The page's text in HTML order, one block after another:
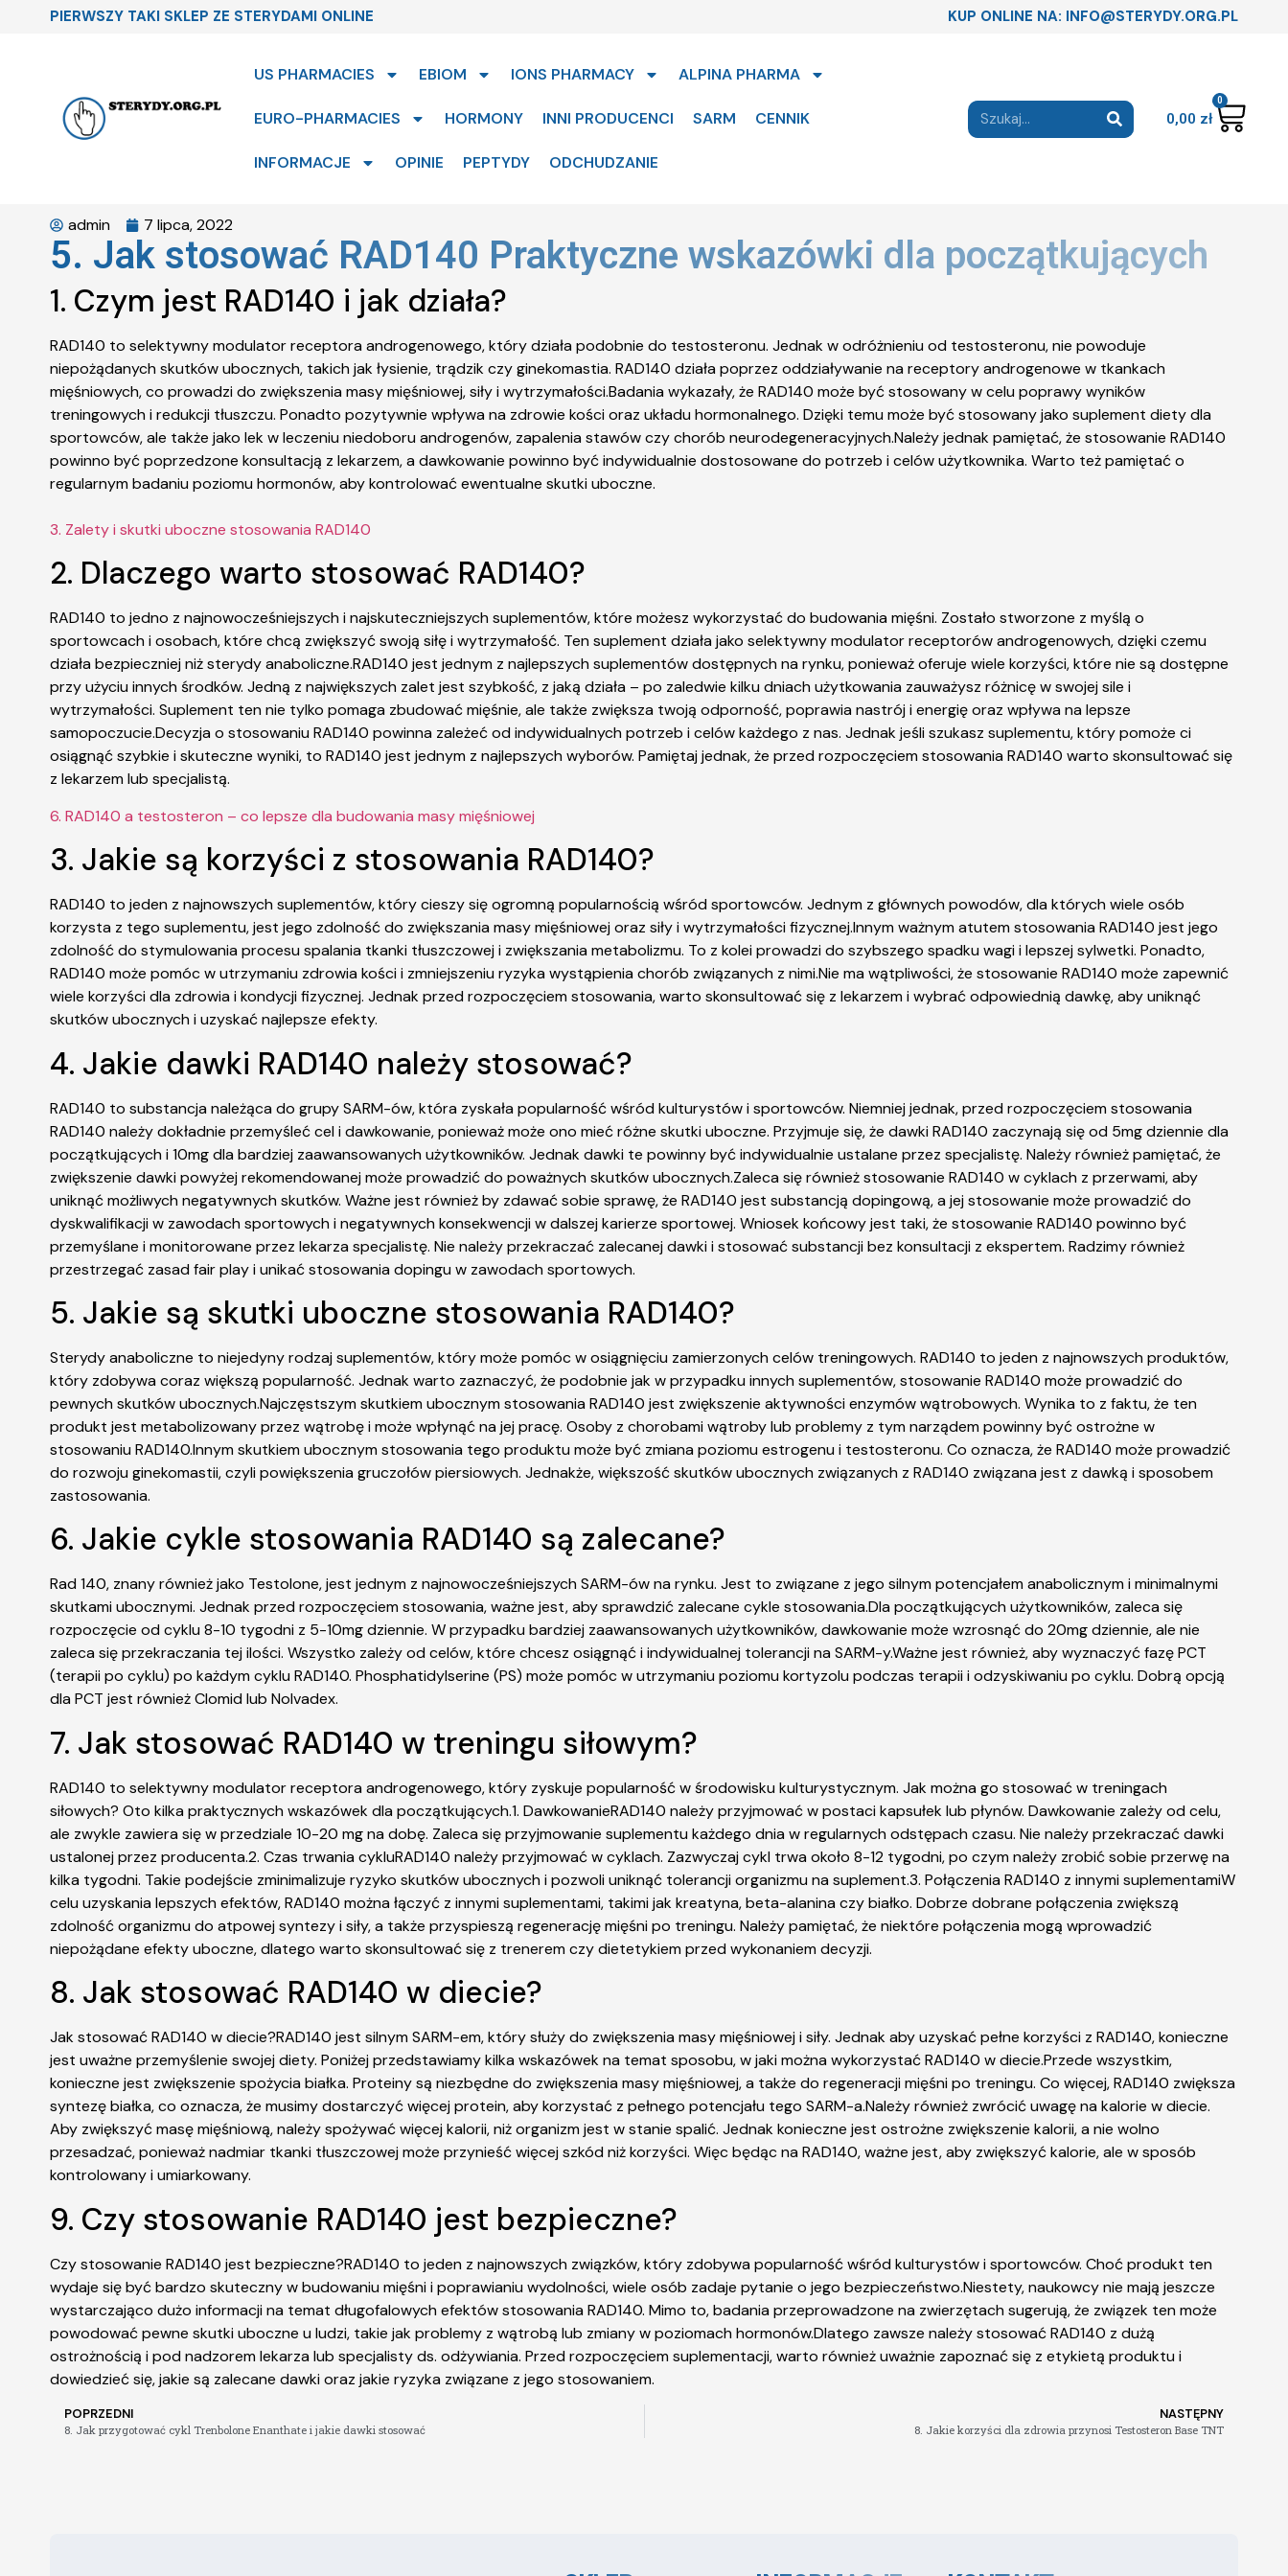
PIERWSZY TAKI SKLEP ZE STERYDAMI ONLINE KUP ONLINE NA: INFO@STERYDY.ORG.PL
US PHARMACIES EBIOM IONS PHARMACY ALPINA PHARMA
EURO-PHARMACIES HORMONY INNI PRODUCENCI SARM CENNIK
INFORMACJE OPINIE PEPTYDY ODCHUDZANIE
0,00 zł
0
admin 7 lipca, 2022
5. Jak stosować RAD140 Praktyczne wskazówki dla początkujących
1. Czym jest RAD140 i jak działa?
RAD140 to selektywny modulator receptora androgenowego, który działa podobnie do testosteronu. Jednak w odróżnieniu od testosteronu, nie powoduje
niepożądanych skutków ubocznych, takich jak łysienie, trądzik czy ginekomastia. RAD140 działa poprzez oddziaływanie na receptory androgenowe w tkankach
mięśniowych, co prowadzi do zwiększenia masy mięśniowej, siły i wytrzymałości.Badania wykazały, że RAD140 może być stosowany w celu poprawy wyników
treningowych i redukcji tłuszczu. Ponadto pozytywnie wpływa na zdrowie kości oraz układu hormonalnego. Dzięki temu może być stosowany jako suplement diety dla
sportowców, ale także jako lek w leczeniu niedoboru androgenów, zapalenia stawów czy chorób neurodegeneracyjnych.Należy jednak pamiętać, że stosowanie RAD140
powinno być poprzedzone konsultacją z lekarzem, a dawkowanie powinno być indywidualnie dostosowane do potrzeb i celów użytkownika. Warto też pamiętać o
regularnym badaniu poziomu hormonów, aby kontrolować ewentualne skutki uboczne.
3. Zalety i skutki uboczne stosowania RAD140
2. Dlaczego warto stosować RAD140?
RAD140 to jedno z najnowocześniejszych i najskuteczniejszych suplementów, które możesz wykorzystać do budowania mięśni. Zostało stworzone z myślą o
sportowcach i osobach, które chcą zwiększyć swoją siłę i wytrzymałość. Ten suplement działa jako selektywny modulator receptorów androgenowych, dzięki czemu
działa bezpieczniej niż sterydy anaboliczne.RAD140 jest jednym z najlepszych suplementów dostępnych na rynku, ponieważ oferuje wiele korzyści, które nie są dostępne
przy użyciu innych środków. Jedną z największych zalet jest szybkość, z jaką działa – po zaledwie kilku dniach użytkowania zauważysz różnicę w swojej sile i
wytrzymałości. Suplement ten nie tylko pomaga zbudować mięśnie, ale także zwiększa twoją odporność, poprawia nastrój i energię oraz wpływa na lepsze
samopoczucie.Decyzja o stosowaniu RAD140 powinna zależeć od indywidualnych potrzeb i celów każdego z nas. Jednak jeśli szukasz suplementu, który pomoże ci
osiągnąć szybkie i skuteczne wyniki, to RAD140 jest jednym z najlepszych wyborów. Pamiętaj jednak, że przed rozpoczęciem stosowania RAD140 warto skonsultować się
z lekarzem lub specjalistą.
6. RAD140 a testosteron – co lepsze dla budowania masy mięśniowej
3. Jakie są korzyści z stosowania RAD140?
RAD140 to jeden z najnowszych suplementów, który cieszy się ogromną popularnością wśród sportowców. Jednym z głównych powodów, dla których wiele osób
korzysta z tego suplementu, jest jego zdolność do zwiększania masy mięśniowej oraz siły i wytrzymałości fizycznej.Innym ważnym atutem stosowania RAD140 jest jego
zdolność do stymulowania procesu spalania tkanki tłuszczowej i zwiększania metabolizmu. To z kolei prowadzi do szybszego spadku wagi i lepszej sylwetki. Ponadto,
RAD140 może pomóc w utrzymaniu zdrowia kości i zmniejszeniu ryzyka wystąpienia chorób związanych z nimi.Nie ma wątpliwości, że stosowanie RAD140 może zapewnić
wiele korzyści dla zdrowia i kondycji fizycznej. Jednak przed rozpoczęciem stosowania, warto skonsultować się z lekarzem i wybrać odpowiednią dawkę, aby uniknąć
skutków ubocznych i uzyskać najlepsze efekty.
4. Jakie dawki RAD140 należy stosować?
RAD140 to substancja należąca do grupy SARM-ów, która zyskała popularność wśród kulturystów i sportowców. Niemniej jednak, przed rozpoczęciem stosowania
RAD140 należy dokładnie przemyśleć cel i dawkowanie, ponieważ może ono mieć różne skutki uboczne. Przyjmuje się, że dawki RAD140 zaczynają się od 5mg dziennie dla
początkujących i 10mg dla bardziej zaawansowanych użytkowników. Jednak dawki te powinny być indywidualnie ustalane przez specjalistę. Należy również pamiętać, że
zwiększenie dawki powyżej rekomendowanej może prowadzić do poważnych skutków ubocznych.Zaleca się również stosowanie RAD140 w cyklach z przerwami, aby
uniknąć możliwych negatywnych skutków. Ważne jest również by zdawać sobie sprawę, że RAD140 jest substancją dopingową, a jej stosowanie może prowadzić do
dyskwalifikacji w zawodach sportowych i negatywnych konsekwencji w dalszej karierze sportowej. Wniosek końcowy jest taki, że stosowanie RAD140 powinno być
przemyślane i monitorowane przez lekarza specjalistę. Nie należy przekraczać zalecanej dawki i stosować substancji bez konsultacji z ekspertem. Radzimy również
przestrzegać zasad fair play i unikać stosowania dopingu w zawodach sportowych.
5. Jakie są skutki uboczne stosowania RAD140?
Sterydy anaboliczne to niejedyny rodzaj suplementów, który może pomóc w osiągnięciu zamierzonych celów treningowych. RAD140 to jeden z najnowszych produktów,
który zdobywa coraz większą popularność. Jednak warto zaznaczyć, że podobnie jak w przypadku innych suplementów, stosowanie RAD140 może prowadzić do
pewnych skutków ubocznych.Najczęstszym skutkiem ubocznym stosowania RAD140 jest zwiększenie aktywności enzymów wątrobowych. Wynika to z faktu, że ten
produkt jest metabolizowany przez wątrobę i może wpłynąć na jej pracę. Osoby z chorobami wątroby lub problemy z tym narządem powinny być ostrożne w
stosowaniu RAD140.Innym skutkiem ubocznym stosowania tego produktu może być zmiana poziomu estrogenu i testosteronu. Co oznacza, że RAD140 może prowadzić
do rozwoju ginekomastii, czyli powiększenia gruczołów piersiowych. Jednakże, większość skutków ubocznych związanych z RAD140 związana jest z dawką i sposobem
zastosowania.
6. Jakie cykle stosowania RAD140 są zalecane?
Rad 140, znany również jako Testolone, jest jednym z najnowocześniejszych SARM-ów na rynku. Jest to związane z jego silnym potencjałem anabolicznym i minimalnymi
skutkami ubocznymi. Jednak przed rozpoczęciem stosowania, ważne jest, aby sprawdzić zalecane cykle stosowania.Dla początkujących użytkowników, zaleca się
rozpoczęcie od cyklu 8-10 tygodni z 5-10mg dziennie. W przypadku bardziej zaawansowanych użytkowników, dawkowanie może wzrosnąć do 20mg dziennie, ale nie
zaleca się przekraczania tej ilości. Wszystko zależy od celów, które chcesz osiągnąć i indywidualnej tolerancji na SARM-y.Ważne jest również, aby wyznaczyć fazę PCT
(terapii po cyklu) po każdym cyklu RAD140. Phosphatidylserine (PS) może pomóc w utrzymaniu poziomu kortyzolu podczas terapii i odzyskiwaniu po cyklu. Dobrą opcją
dla PCT jest również Clomid lub Nolvadex.
7. Jak stosować RAD140 w treningu siłowym?
RAD140 to selektywny modulator receptora androgenowego, który zyskuje popularność w środowisku kulturystycznym. Jak można go stosować w treningach
siłowych? Oto kilka praktycznych wskazówek dla początkujących.1. DawkowanieRAD140 należy przyjmować w postaci kapsułek lub płynów. Dawkowanie zależy od celu,
ale zwykle zawiera się w przedziale 10-20 mg na dobę. Zaleca się przyjmowanie suplementu każdego dnia w regularnych odstępach czasu. Nie należy przekraczać dawki
ustalonej przez producenta.2. Czas trwania cykluRAD140 należy przyjmować w cyklach. Zazwyczaj cykl trwa około 8-12 tygodni, po czym należy zrobić sobie przerwę na
kilka tygodni. Takie podejście zminimalizuje ryzyko skutków ubocznych i pozwoli uniknąć tolerancji organizmu na suplement.3. Połączenia RAD140 z innymi suplementamiW
celu uzyskania lepszych efektów, RAD140 można łączyć z innymi suplementami, takimi jak kreatyna, beta-alanina czy białko. Dobrze dobrane połączenia zwiększą
zdolność organizmu do atpowej syntezy i siły, a także przyspieszą regenerację mięśni po treningu. Należy pamiętać, że niektóre połączenia mogą wprowadzić
niepożądane efekty uboczne, dlatego warto skonsultować się z trenerem czy dietetykiem przed wykonaniem decyzji.
8. Jak stosować RAD140 w diecie?
Jak stosować RAD140 w diecie?RAD140 jest silnym SARM-em, który służy do zwiększenia masy mięśniowej i siły. Jednak aby uzyskać pełne korzyści z RAD140, konieczne
jest uważne przemyślenie swojej diety. Poniżej przedstawiamy kilka wskazówek na temat sposobu, w jaki można wykorzystać RAD140 w diecie.Przede wszystkim,
konieczne jest zwiększenie spożycia białka. Proteiny są niezbędne do zwiększenia masy mięśniowej, a także do regeneracji mięśni po treningu. Co więcej, RAD140 zwiększa
syntezę białka, co oznacza, że ​​musimy dostarczyć więcej protein, aby korzystać z pełnego potencjału tego SARM-a.Należy również zwrócić uwagę na kalorie w diecie.
Aby zwiększyć masę mięśniową, należy spożywać więcej kalorii, niż organizm jest w stanie spalić. Jednak konieczne jest ostrożne zwiększenie kalorii, a nie wolno
przesadzać, ponieważ nadmiar tkanki tłuszczowej może przynieść więcej szkód niż korzyści. Więc będąc na RAD140, ważne jest, aby zwiększyć kalorie, ale w sposób
kontrolowany i umiarkowany.
9. Czy stosowanie RAD140 jest bezpieczne?
Czy stosowanie RAD140 jest bezpieczne?RAD140 to jeden z najnowszych związków, który zdobywa popularność wśród kulturystów i sportowców. Choć produkt ten
wydaje się być bardzo skuteczny w budowaniu mięśni i poprawianiu wydolności, wiele osób zadaje pytanie o jego bezpieczeństwo.Niestety, naukowcy nie mają jeszcze
wystarczająco dużo informacji na temat długofalowych efektów stosowania RAD140. Mimo to, badania przeprowadzone na zwierzętach sugerują, że związek ten może
powodować pewne skutki uboczne u ludzi, takie jak problemy z wątrobą lub zmiany w poziomach hormonów.Dlatego zawsze należy stosować RAD140 z dużą
ostrożnością i pod nadzorem lekarza lub specjalisty ds. odżywiania. Przed rozpoczęciem suplementacji, warto również uważnie zapoznać się z etykietą produktu i
dowiedzieć się, jakie są zalecane dawki oraz jakie ryzyka związane z jego stosowaniem.
POPRZEDNI
8. Jak przygotować cykl Trenbolone Enanthate i jakie dawki stosować
NASTĘPNY
8. Jakie korzyści dla zdrowia przynosi Testosteron Base TNT